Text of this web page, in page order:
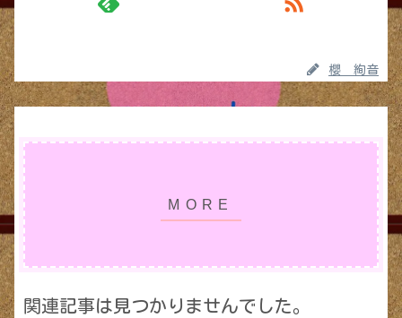
櫻 絢音
関連記事は見つかりませんでした。